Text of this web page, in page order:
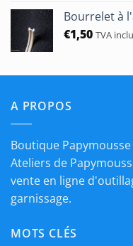
Bourrelet à
€1,50 TVA
A PROPOS
Boutique
Ateliers de
vente en ligne
garnissage.
MOTS CLÉS